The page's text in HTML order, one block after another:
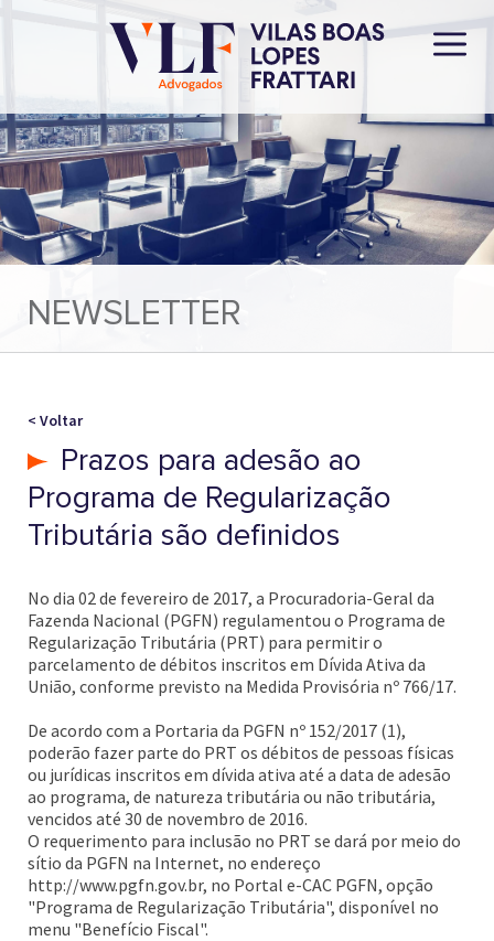
NEWSLETTER
< Voltar
Prazos para adesão ao
Programa de Regularização
Tributária são definidos
No dia 02 de fevereiro de 2017, a Procuradoria-Geral da
Fazenda Nacional (PGFN) regulamentou o Programa de
Regularização Tributária (PRT) para permitir o
parcelamento de débitos inscritos em Dívida Ativa da
União, conforme previsto na Medida Provisória nº 766/17.
De acordo com a Portaria da PGFN nº 152/2017 (1),
poderão fazer parte do PRT os débitos de pessoas físicas
ou jurídicas inscritos em dívida ativa até a data de adesão
ao programa, de natureza tributária ou não tributária,
vencidos até 30 de novembro de 2016.
O requerimento para inclusão no PRT se dará por meio do
sítio da PGFN na Internet, no endereço
http://www.pgfn.gov.br, no Portal e-CAC PGFN, opção
"Programa de Regularização Tributária", disponível no
menu "Benefício Fiscal".